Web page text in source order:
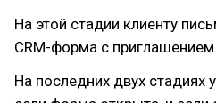
На этой стадии клиенту
CRM-форма c приглашением.
На последних двух стадиях